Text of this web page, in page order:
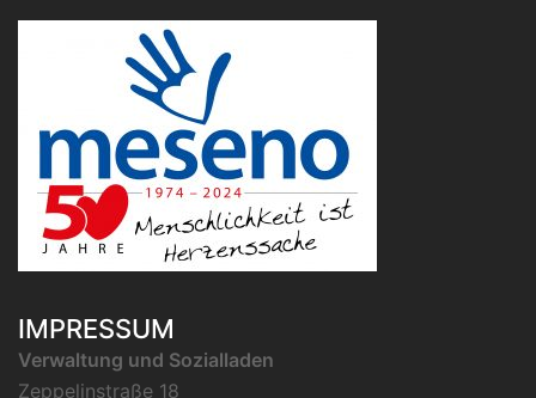
IMPRESSUM
Verwaltung und Sozialladen
Zeppelinstraße 18